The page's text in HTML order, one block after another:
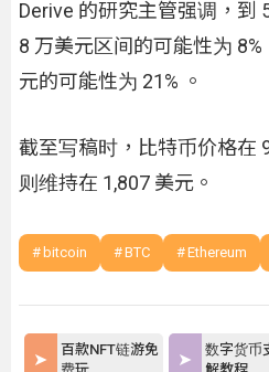
Derive 的研究主管强调，到
8 万美元区间的可能性为
元的可能性为 21% 。
截至写稿时，比特币价格在
则维持在 1,807 美元。
bitcoin BTC Ethereum
百款NFT链游免
数字货币